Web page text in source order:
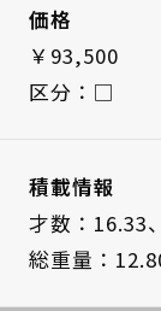
価格
￥93,500
区分：□
積載情報
才数：16.33、
総重量：